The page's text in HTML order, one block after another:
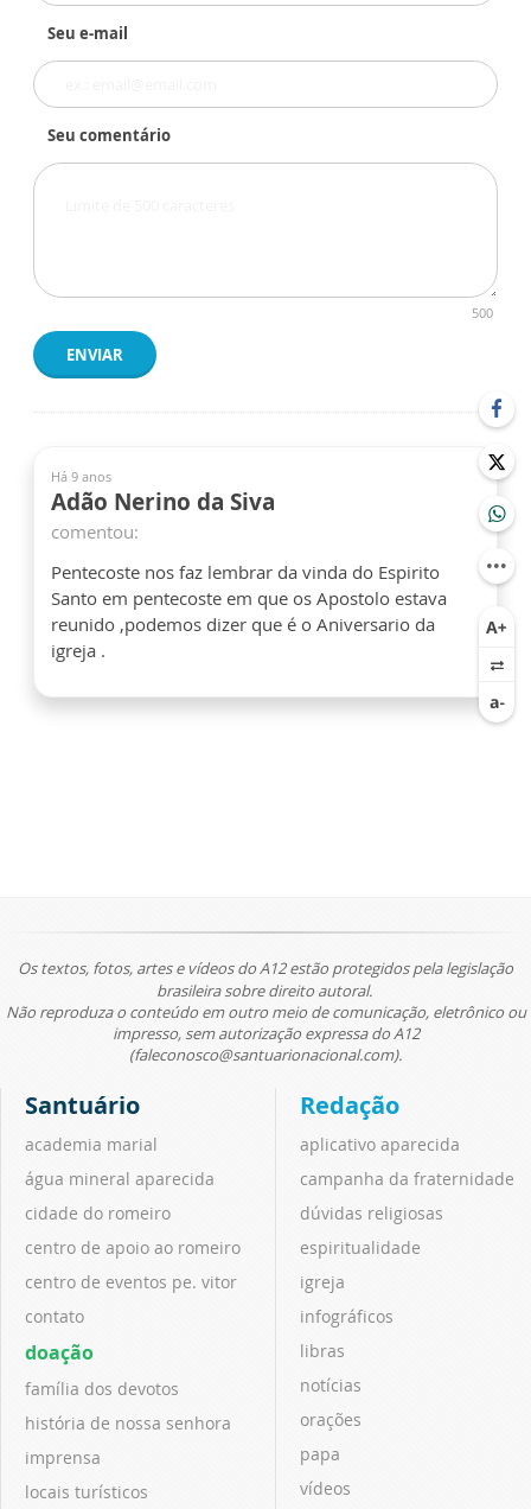
Seu e-mail
Seu comentário
500
ENVIAR
Há 9 anos
Adão Nerino da Siva
comentou:
Pentecoste nos faz lembrar da vinda do Espirito
Santo em pentecoste em que os Apostolo estava
reunido ,podemos dizer que é o Aniversario da
igreja .
Os textos, fotos, artes e vídeos do A12 estão protegidos pela legislação
brasileira sobre direito autoral.
Não reproduza o conteúdo em outro meio de comunicação, eletrônico ou
impresso, sem autorização expressa do A12
(faleconosco@santuarionacional.com).
Santuário
academia marial
água mineral aparecida
cidade do romeiro
centro de apoio ao romeiro
centro de eventos pe. vitor
contato
doação
família dos devotos
história de nossa senhora
imprensa
locais turísticos
Redação
aplicativo aparecida
campanha da fraternidade
dúvidas religiosas
espiritualidade
igreja
infográficos
libras
notícias
orações
papa
vídeos